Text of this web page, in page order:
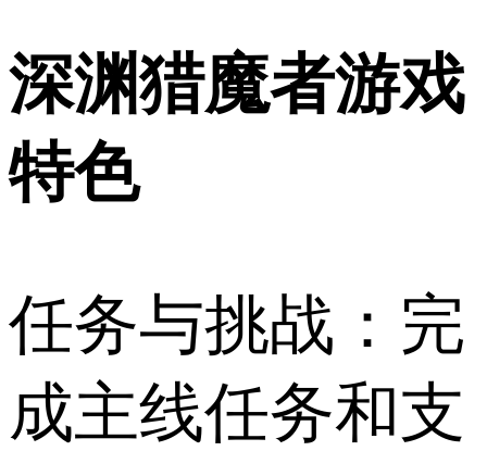
深渊猎魔者游戏
特色
任务与挑战：完
成主线任务和支